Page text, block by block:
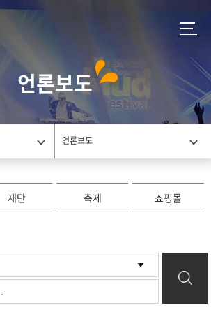
언론보도
언론보도
재단 축제 쇼핑몰